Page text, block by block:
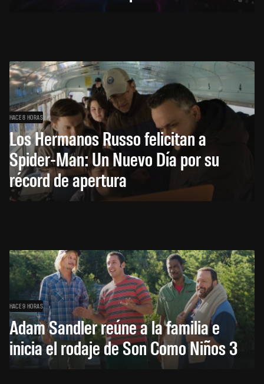
HACE 8 HORAS
Los Hermanos Russo felicitan a
Spider-Man: Un Nuevo Día por su
récord de apertura
HACE 9 HORAS
Adam Sandler reúne a la familia e
inicia el rodaje de Son Como Niños 3